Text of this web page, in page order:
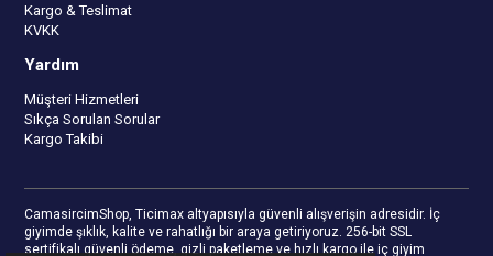
Kargo & Teslimat
KVKK
Yardım
Müşteri Hizmetleri
Sıkça Sorulan Sorular
Kargo Takibi
CamasircimShop, Ticimax altyapısıyla güvenli alışverişin adresidir. İç
giyimde şıklık, kalite ve rahatlığı bir araya getiriyoruz. 256-bit SSL
sertifikalı güvenli ödeme, gizli paketleme ve hızlı kargo ile iç giyim